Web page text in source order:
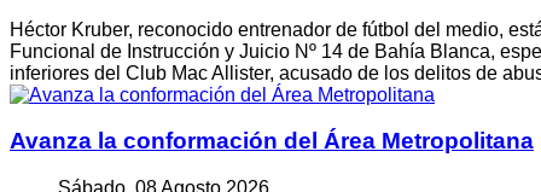
Héctor Kruber, reconocido entrenador de fútbol del medio,
Funcional de Instrucción y Juicio Nº 14 de Bahía Blanca,
inferiores del Club Mac Allister, acusado de los delitos de
Avanza la conformación del Área Metropolitana
Sábado, 08 Agosto 2026